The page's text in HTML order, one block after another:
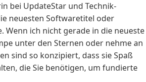
bei UpdateStar und Technik-
neuesten Softwaretitel oder
Wenn ich nicht gerade in die neueste
unter den Sternen oder nehme an
sind so konzipiert, dass sie Spaß
die Sie benötigen, um fundierte